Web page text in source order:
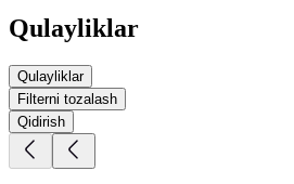
Qulayliklar
Qulayliklar
Filterni tozalash
Qidirish